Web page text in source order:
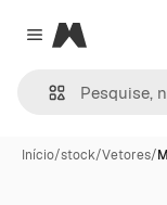
Close menu
Magnific
Início/stock/Vetores/